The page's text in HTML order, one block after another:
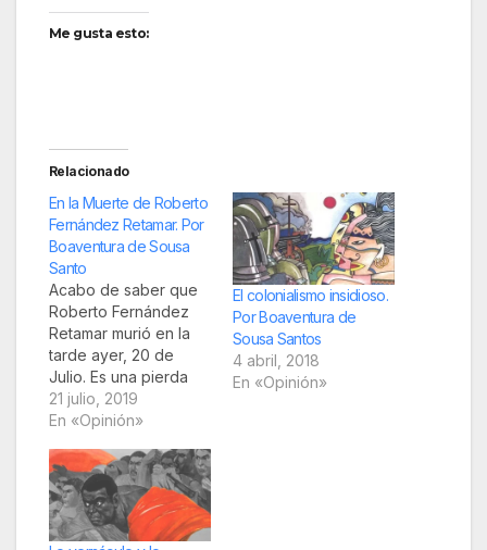
Me gusta esto:
Relacionado
En la Muerte de Roberto
Fernández Retamar. Por
Boaventura de Sousa
Santo
Acabo de saber que
Roberto Fernández
Retamar murió en la
tarde ayer, 20 de
Julio. Es una pierda
irreparable para la
cultura cubana,
mundial. Lo admiré
durante toda mi vida
profesional y fuimos
amigos desde que
21 julio, 2019
En «Opinión»
El colonialismo insidioso.
Por Boaventura de
Sousa Santos
4 abril, 2018
En «Opinión»